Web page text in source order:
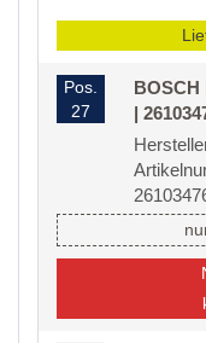
Pos.
27
BOSCH
|